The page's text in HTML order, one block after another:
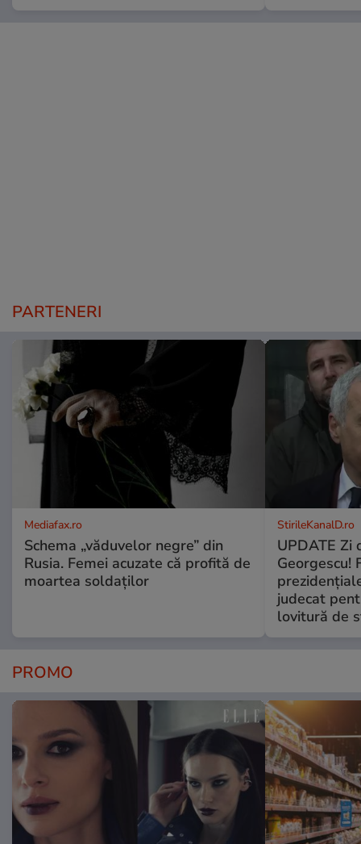
PARTENERI
Mediafax.ro
Schema „văduvelor negre” din
Rusia. Femei acuzate că profită de
moartea soldaților
StirileKanalD.ro
UPDATE Zi
Georgescu!
judecat
lovitură de
PROMO